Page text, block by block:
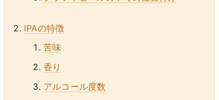
IPAの特徴
苦味
香り
アルコール度数